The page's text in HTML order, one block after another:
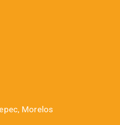
Morelos